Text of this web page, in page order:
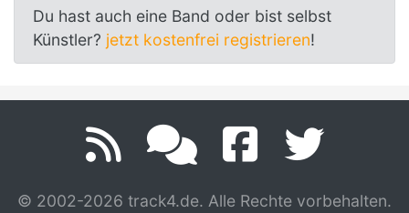
Du hast auch eine Band oder bist selbst
Künstler? jetzt kostenfrei registrieren!
© 2002-2026 track4.de. Alle Rechte vorbehalten.